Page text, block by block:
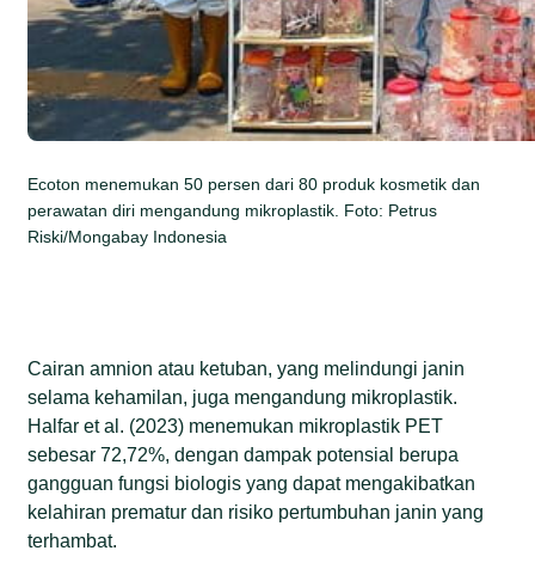
Ecoton menemukan 50 persen dari 80 produk kosmetik dan
perawatan diri mengandung mikroplastik. Foto: Petrus
Riski/Mongabay Indonesia
Cairan amnion atau ketuban, yang melindungi janin
selama kehamilan, juga mengandung mikroplastik.
Halfar et al. (2023) menemukan mikroplastik PET
sebesar 72,72%, dengan dampak potensial berupa
gangguan fungsi biologis yang dapat mengakibatkan
kelahiran prematur dan risiko pertumbuhan janin yang
terhambat.